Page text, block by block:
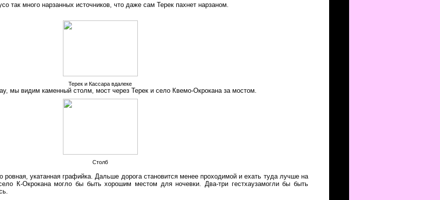
так много нарзанных источников, что даже сам Терек пахнет нарзаном.
Терек и Кассара вдалеке
мы видим каменный столм, мост через Терек и село Квемо-Окрокана за мостом.
Столб
ровная, укатанная графийка. Дальше дорога становится менее проходимой и ехать туда лучше на
К-Окрокана могло бы быть хорошим местом для ночевки. Два-три гестхаузамогли бы быть